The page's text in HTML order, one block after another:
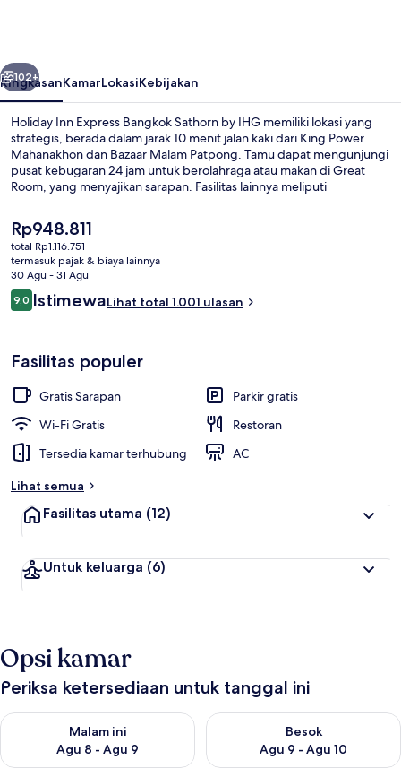
by
IHG
Berikutnya
102+
RingkasanKamarLokasiKebijakan
Holiday Inn Express Bangkok Sathorn by IHG memiliki lokasi yang
strategis, berada dalam jarak 10 menit jalan kaki dari King Power
Mahanakhon dan Bazaar Malam Patpong. Tamu dapat mengunjungi
pusat kebugaran 24 jam untuk berolahraga atau makan di Great
Room, yang menyajikan sarapan. Fasilitas lainnya meliputi
staf dan lokasi. Properti ini dapat ditempuh dengan berjalan kaki
dari transportasi umum: Stasiun BTS Chong Nonsi hanya beberapa
langkah dan Stasiun Sathorn berjarak 7 menit.
Harga
saat
ini
Rp948.811
Rp948.811
total Rp1.116.751
termasuk pajak & biaya lainnya
30 Agu - 31 Agu
Ulasan
9,09,0 dari 10
IstimewaLihat total 1.001 ulasan
Fasilitas populer
Gratis Sarapan
Parkir gratis
Wi-Fi Gratis
Restoran
Tersedia kamar terhubung
AC
Lihat semua
Fasilitas utama (12)
Untuk keluarga (6)
Opsi kamar
Periksa ketersediaan untuk tanggal ini
Malam ini
Agu 8 - Agu 9
Periksa ketersediaan untuk malam ini Agu 8 - Agu 9
Besok
Agu 9 - Agu 10
Periksa ketersediaan untuk